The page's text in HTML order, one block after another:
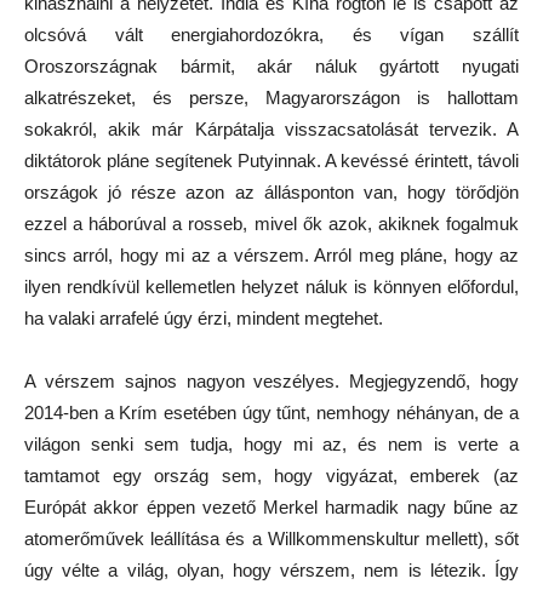
olcsóvá vált energiahordozókra, és vígan szállít
Oroszországnak bármit, akár náluk gyártott nyugati
alkatrészeket, és persze, Magyarországon is hallottam
sokakról, akik már Kárpátalja visszacsatolását tervezik. A
diktátorok pláne segítenek Putyinnak. A kevéssé érintett, távoli
országok jó része azon az állásponton van, hogy törődjön
ezzel a háborúval a rosseb, mivel ők azok, akiknek fogalmuk
sincs arról, hogy mi az a vérszem. Arról meg pláne, hogy az
ilyen rendkívül kellemetlen helyzet náluk is könnyen előfordul,
ha valaki arrafelé úgy érzi, mindent megtehet.
A vérszem sajnos nagyon veszélyes. Megjegyzendő, hogy
2014-ben a Krím esetében úgy tűnt, nemhogy néhányan, de a
világon senki sem tudja, hogy mi az, és nem is verte a
tamtamot egy ország sem, hogy vigyázat, emberek (az
Európát akkor éppen vezető Merkel harmadik nagy bűne az
atomerőművek leállítása és a Willkommenskultur mellett), sőt
úgy vélte a világ, olyan, hogy vérszem, nem is létezik. Így